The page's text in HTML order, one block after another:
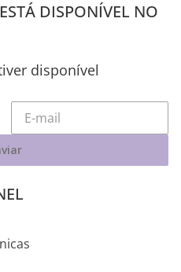
DISPONÍVEL NO
disponível